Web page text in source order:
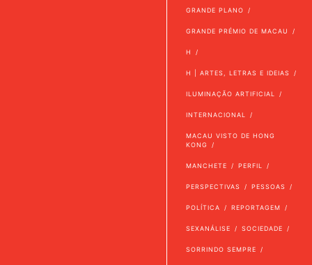
GRANDE PLANO
GRANDE PRÉMIO DE MACAU
H
H | ARTES, LETRAS E IDEIAS
ILUMINAÇÃO ARTIFICIAL
INTERNACIONAL
MACAU VISTO DE HONG
KONG
MANCHETE PERFIL
PERSPECTIVAS PESSOAS
POLÍTICA REPORTAGEM
SEXANÁLISE SOCIEDADE
SORRINDO SEMPRE